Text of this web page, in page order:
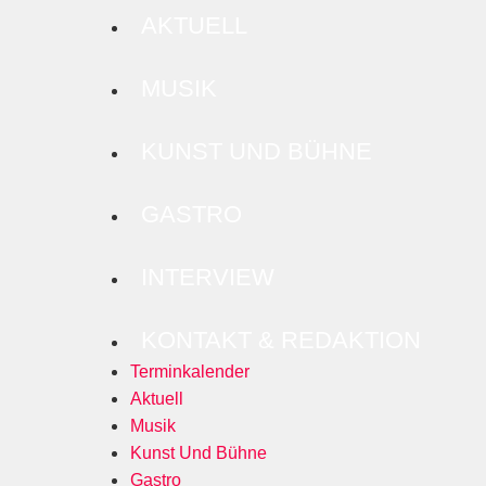
Terminkalender
Aktuell
Musik
Kunst Und Bühne
Gastro